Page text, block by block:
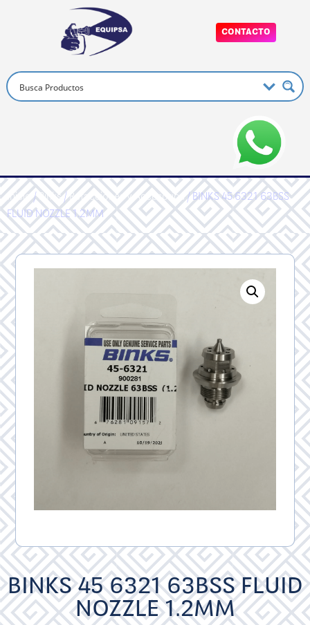
CONTACTO
Inicio/Binks/Refacciones y Accesorios/ BINKS 45 6321 63BSS
FLUID NOZZLE 1.2MM
BINKS 45 6321 63BSS FLUID
NOZZLE 1.2MM